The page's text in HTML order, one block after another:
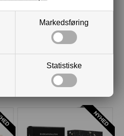
Markedsføring
Statistiske
ANSIGTSSKRUB -
MORGENFRUE
DKK 159,00